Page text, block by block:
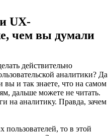
UX-
чем вы думали
действительно
аналитики? Да
вы и так знаете, что на самом
дальше можете не читать.
на аналитику. Правда, зачем
то в этой